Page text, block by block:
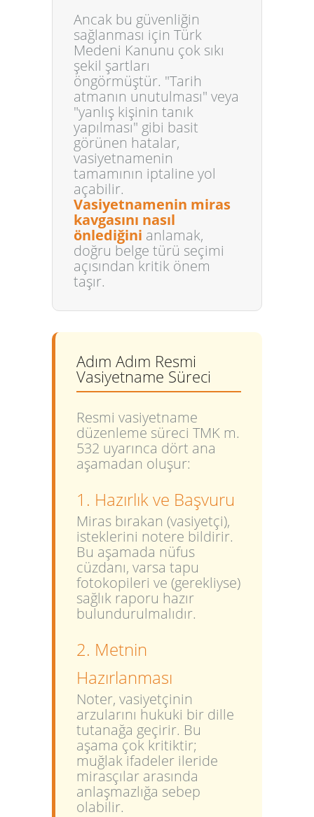
Ancak bu güvenliğin
sağlanması için Türk
Medeni Kanunu çok sıkı
şekil şartları
öngörmüştür. "Tarih
atmanın unutulması" veya
"yanlış kişinin tanık
yapılması" gibi basit
görünen hatalar,
vasiyetnamenin
tamamının iptaline yol
açabilir.
Vasiyetnamenin miras
kavgasını nasıl
önlediğini anlamak,
doğru belge türü seçimi
açısından kritik önem
taşır.
Adım Adım Resmi
Vasiyetname Süreci
Resmi vasiyetname
düzenleme süreci TMK m.
532 uyarınca dört ana
aşamadan oluşur:
1. Hazırlık ve Başvuru
Miras bırakan (vasiyetçi),
isteklerini notere bildirir.
Bu aşamada nüfus
cüzdanı, varsa tapu
fotokopileri ve (gerekliyse)
sağlık raporu hazır
bulundurulmalıdır.
2. Metnin
Hazırlanması
Noter, vasiyetçinin
arzularını hukuki bir dille
tutanağa geçirir. Bu
aşama çok kritiktir;
muğlak ifadeler ileride
mirasçılar arasında
anlaşmazlığa sebep
olabilir.